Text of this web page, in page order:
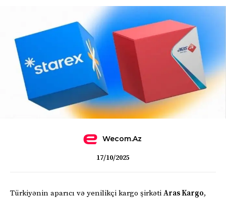
Wecom.az
17/10/2025
Türkiyənin aparıcı və yenilikçi kargo şirkəti Aras Kargo,